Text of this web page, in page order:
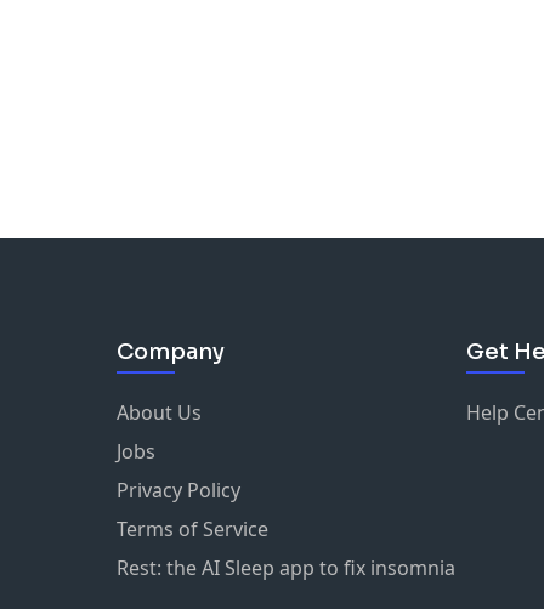
Company
About Us
Jobs
Privacy Policy
Terms of Service
Rest: the AI Sleep app to fix insomnia
Get
Help